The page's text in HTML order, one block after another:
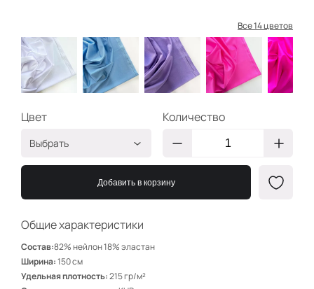
Общие характеристики
Состав:82% нейлон 18% эластан
Ширина:150 см
Удельная плотность:215 гр/м²
Все 14 цветов
Цвет
Выбрать
Белый
ЛЦ301
ЛЦ302
Розовый неон
Барби
Коралловый неон
Количество
Добавить в корзину